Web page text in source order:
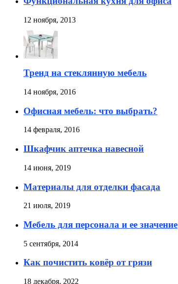
12 ноября, 2013
Тренд на стеклянную мебель
14 ноября, 2016
Офисная мебель: что выбрать?
14 февраля, 2016
Шкафчик аптечка навесной
14 июня, 2019
Материалы для отделки фасада
21 июля, 2019
Мебель для персонала и ее значение
5 сентября, 2014
Как почистить ковёр от грязи
18 декабря, 2022